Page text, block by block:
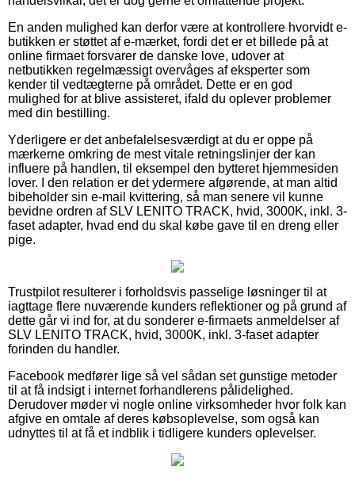
En anden mulighed kan derfor være at kontrollere hvorvidt e-
butikken er støttet af e-mærket, fordi det er et billede på at
online firmaet forsvarer de danske love, udover at
netbutikken regelmæssigt overvåges af eksperter som
kender til vedtægterne på området. Dette er en god
mulighed for at blive assisteret, ifald du oplever problemer
med din bestilling.
Yderligere er det anbefalelsesværdigt at du er oppe på
mærkerne omkring de mest vitale retningslinjer der kan
influere på handlen, til eksempel den bytteret hjemmesiden
lover. I den relation er det ydermere afgørende, at man altid
bibeholder sin e-mail kvittering, så man senere vil kunne
bevidne ordren af SLV LENITO TRACK, hvid, 3000K, inkl. 3-
faset adapter, hvad end du skal købe gave til en dreng eller
pige.
Trustpilot resulterer i forholdsvis passelige løsninger til at
iagttage flere nuværende kunders reflektioner og på grund af
dette går vi ind for, at du sonderer e-firmaets anmeldelser af
SLV LENITO TRACK, hvid, 3000K, inkl. 3-faset adapter
forinden du handler.
Facebook medfører lige så vel sådan set gunstige metoder
til at få indsigt i internet forhandlerens pålidelighed.
Derudover møder vi nogle online virksomheder hvor folk kan
afgive en omtale af deres købsoplevelse, som også kan
udnyttes til at få et indblik i tidligere kunders oplevelser.